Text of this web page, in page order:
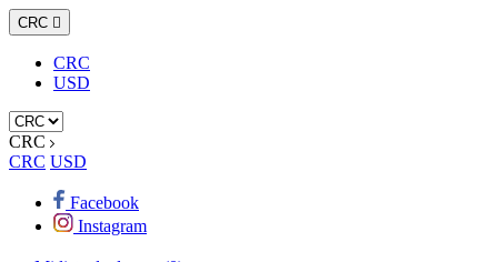
CRC 
CRC
USD
CRC
CRC USD
Facebook
Instagram